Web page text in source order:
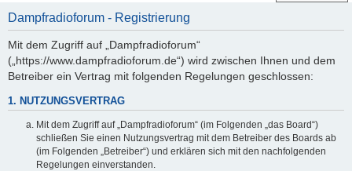
Dampfradioforum - Registrierung
Mit dem Zugriff auf „Dampfradioforum“
(„https://www.dampfradioforum.de“) wird zwischen Ihnen und dem
Betreiber ein Vertrag mit folgenden Regelungen geschlossen:
1. NUTZUNGSVERTRAG
Mit dem Zugriff auf „Dampfradioforum“ (im Folgenden „das Board“)
schließen Sie einen Nutzungsvertrag mit dem Betreiber des Boards ab
(im Folgenden „Betreiber“) und erklären sich mit den nachfolgenden
Regelungen einverstanden.